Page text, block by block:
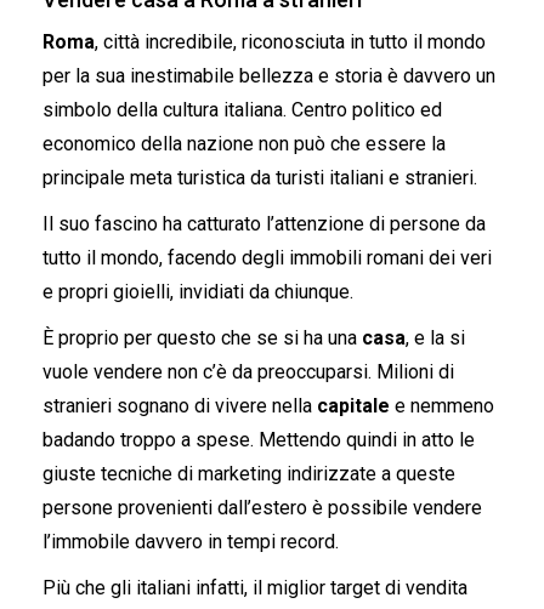
Roma, città incredibile, riconosciuta in tutto il mondo
per la sua inestimabile bellezza e storia è davvero un
simbolo della cultura italiana. Centro politico ed
economico della nazione non può che essere la
principale meta turistica da turisti italiani e stranieri.
Il suo fascino ha catturato l’attenzione di persone da
tutto il mondo, facendo degli immobili romani dei veri
e propri gioielli, invidiati da chiunque.
È proprio per questo che se si ha una casa, e la si
vuole vendere non c’è da preoccuparsi. Milioni di
stranieri sognano di vivere nella capitale e nemmeno
badando troppo a spese. Mettendo quindi in atto le
giuste tecniche di marketing indirizzate a queste
persone provenienti dall’estero è possibile vendere
l’immobile davvero in tempi record.
Più che gli italiani infatti, il miglior target di vendita